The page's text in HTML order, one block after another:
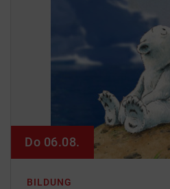
BILDUNG
Do 06.08.